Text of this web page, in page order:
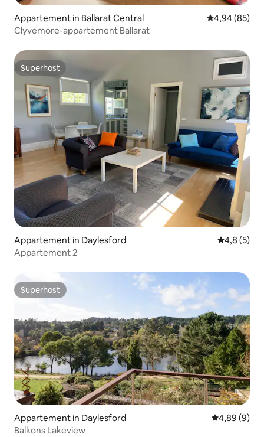
Appartement in Ballarat Central Gemiddelde
4,94 (85)
Clyvemore-appartement Ballarat
Superhost
Superhost
Appartement in Daylesford
4,8 (5)
Appartement 2
Superhost
Superhost
Appartement in Daylesford Gemiddelde
4,89 (9)
Balkons Lakeview